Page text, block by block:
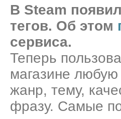
В Steam
тегов. Об этом
сервиса.
Теперь
магазине любую
жанр, тему,
фразу. Самые